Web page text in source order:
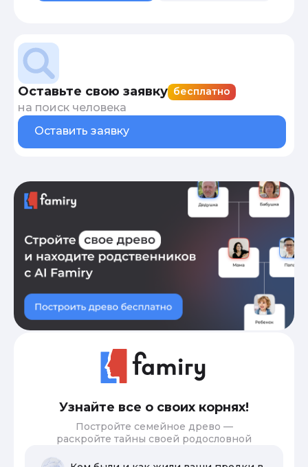
Оставьте свою заявку бесплатно
на поиск человека
Оставить заявку
Узнайте все о своих корнях!
Постройте семейное древо —
раскройте тайны своей родословной